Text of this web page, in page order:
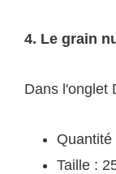
4. Le grain
Dans l'onglet
Taille :